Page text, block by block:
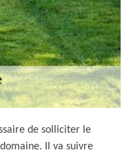
de solliciter le
Il va suivre